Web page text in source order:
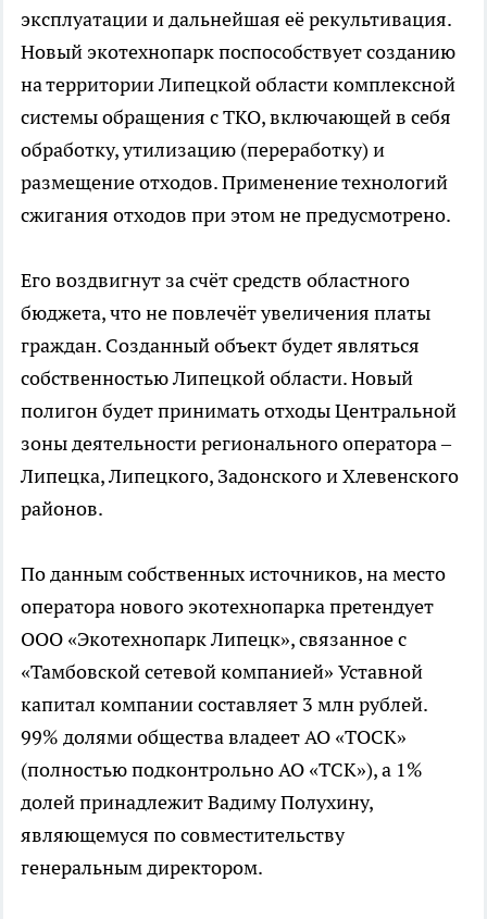
эксплуатации и дальнейшая её рекультивация.
Новый экотехнопарк поспособствует созданию
на территории Липецкой области комплексной
системы обращения с ТКО, включающей в себя
обработку, утилизацию (переработку) и
размещение отходов. Применение технологий
сжигания отходов при этом не предусмотрено.
Его воздвигнут за счёт средств областного
бюджета, что не повлечёт увеличения платы
граждан. Созданный объект будет являться
собственностью Липецкой области. Новый
полигон будет принимать отходы Центральной
зоны деятельности регионального оператора –
Липецка, Липецкого, Задонского и Хлевенского
районов.
По данным собственных источников, на место
оператора нового экотехнопарка претендует
ООО «Экотехнопарк Липецк», связанное с
«Тамбовской сетевой компанией» Уставной
капитал компании составляет 3 млн рублей.
99% долями общества владеет АО «ТОСК»
(полностью подконтрольно АО «ТСК»), а 1%
долей принадлежит Вадиму Полухину,
являющемуся по совместительству
генеральным директором.